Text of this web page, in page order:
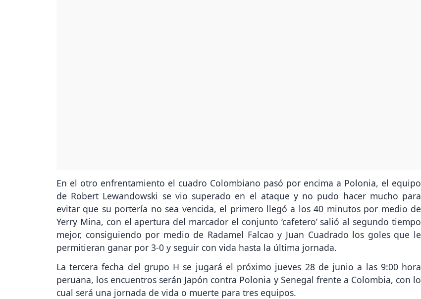
En el otro enfrentamiento el cuadro Colombiano pasó por encima a Polonia, el equipo
de Robert Lewandowski se vio superado en el ataque y no pudo hacer mucho para
evitar que su portería no sea vencida, el primero llegó a los 40 minutos por medio de
Yerry Mina, con el apertura del marcador el conjunto ‘cafetero’ salió al segundo tiempo
mejor, consiguiendo por medio de Radamel Falcao y Juan Cuadrado los goles que le
permitieran ganar por 3-0 y seguir con vida hasta la última jornada.
La tercera fecha del grupo H se jugará el próximo jueves 28 de junio a las 9:00 hora
peruana, los encuentros serán Japón contra Polonia y Senegal frente a Colombia, con lo
cual será una jornada de vida o muerte para tres equipos.